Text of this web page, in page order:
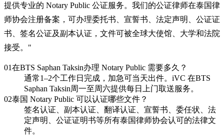
提供专业的 Notary Public 公证服务。我们的公证律师在泰国律
师协会注册备案，可办理委托书、宣誓书、法定声明、公证证
书、签名公证及副本认证，文件可被全球大使馆、大学和法院
接受。 "
01在BTS Saphan Taksin办理 Notary Public 需要多久？
通常1–2个工作日完成，加急可当天出件。iVC 在BTS
Saphan Taksin周一至周六提供每日上门取送服务。
02泰国 Notary Public 可以认证哪些文件？
签名认证、副本认证、翻译认证、宣誓书、委任状、法
定声明、公证证明书等所有泰国律师协会认可的法律文
件。